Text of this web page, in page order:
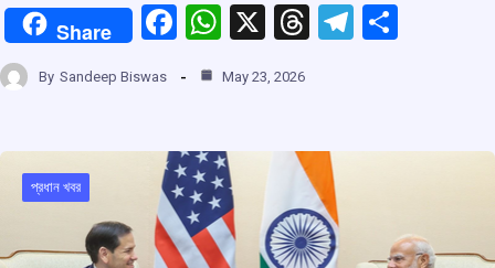
Share
F
ce
o
o
k
W
at
A
p
p
X
T
d
s
T
a
By Sandeep Biswas May 23, 2026
প্রধান খবর